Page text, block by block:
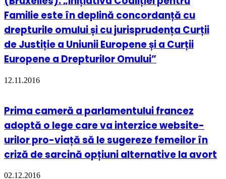
Familie este în deplină concordanță cu
drepturile omului și cu jurisprudența Curții
de Justiție a Uniunii Europene și a Curții
Europene a Drepturilor Omului”
12.11.2016
Prima cameră a parlamentului francez
adoptă o lege care va interzice website-
urilor pro-viață să le sugereze femeilor în
criză de sarcină opțiuni alternative la avort
02.12.2016